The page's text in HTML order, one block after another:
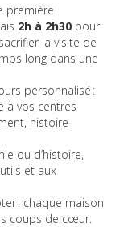
première
2h à 2h30 pour
la visite de
long dans une
personnalisé :
à vos centres
histoire
ou d’histoire,
et aux
: chaque maison
coups de cœur.